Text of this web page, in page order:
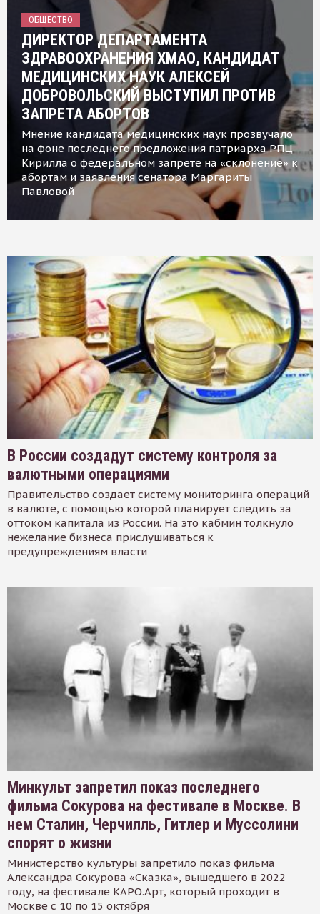
ОБЩЕСТВО
ДИРЕКТОР ДЕПАРТАМЕНТА
ЗДРАВООХРАНЕНИЯ ХМАО, КАНДИДАТ
МЕДИЦИНСКИХ НАУК АЛЕКСЕЙ
ДОБРОВОЛЬСКИЙ ВЫСТУПИЛ ПРОТИВ
ЗАПРЕТА АБОРТОВ
Мнение кандидата медицинских наук прозвучало
на фоне последнего предложения патриарха РПЦ
Кирилла о федеральном запрете на «склонение» к
абортам и заявления сенатора Маргариты
Павловой
В России создадут систему контроля за
валютными операциями
Правительство создает систему мониторинга операций
в валюте, с помощью которой планирует следить за
оттоком капитала из России. На это кабмин толкнуло
нежелание бизнеса прислушиваться к
предупреждениям власти
Минкульт запретил показ последнего
фильма Сокурова на фестивале в Москве. В
нем Сталин, Черчилль, Гитлер и Муссолини
спорят о жизни
Министерство культуры запретило показ фильма
Александра Сокурова «Сказка», вышедшего в 2022
году, на фестивале КАРО.Арт, который проходит в
Москве с 10 по 15 октября